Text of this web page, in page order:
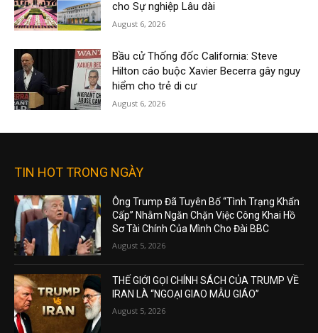
cho Sự nghiệp Lâu dài
August 6, 2026
Bầu cử Thống đốc California: Steve
Hilton cáo buộc Xavier Becerra gây nguy
hiểm cho trẻ di cư
August 6, 2026
TIN HOT TRONG NGÀY
Ông Trump Đã Tuyên Bố “Tình Trạng Khẩn
Cấp” Nhằm Ngăn Chặn Việc Công Khai Hồ
Sơ Tài Chính Của Mình Cho Đài BBC
August 5, 2026
THẾ GIỚI GỌI CHÍNH SÁCH CỦA TRUMP VỀ
IRAN LÀ “NGOẠI GIAO MẪU GIÁO”
August 5, 2026